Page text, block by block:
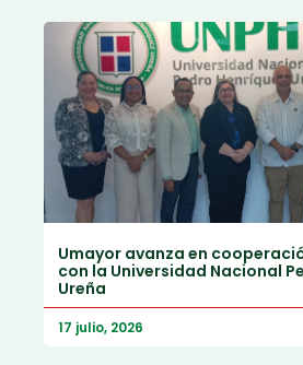
Umayor avanza en
con la Universidad Nacional
Ureña
17 julio, 2026